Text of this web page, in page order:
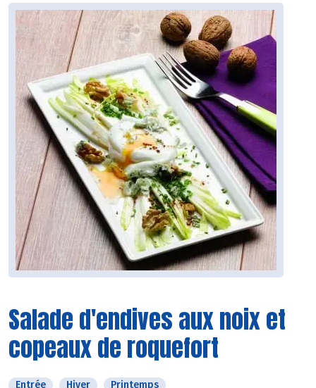
Salade d'endives aux noix et
copeaux de roquefort
Entrée Hiver Printemps